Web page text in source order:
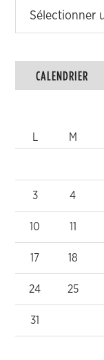
CALENDRIER
M
3 4
10 11
17 18
24 25
31